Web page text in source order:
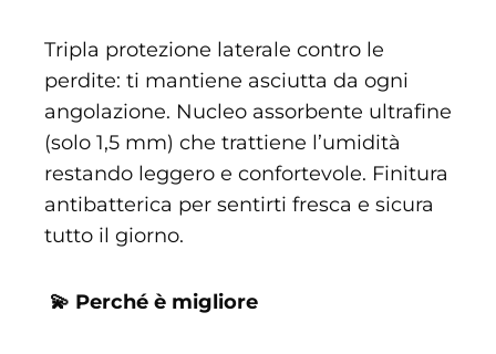
Tripla protezione laterale contro le
perdite: ti mantiene asciutta da ogni
angolazione. Nucleo assorbente ultrafine
(solo 1,5 mm) che trattiene l’umidità
restando leggero e confortevole. Finitura
antibatterica per sentirti fresca e sicura
tutto il giorno.
💫 Perché è migliore